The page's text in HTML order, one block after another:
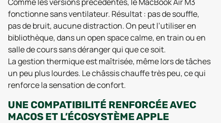
fonctionne sans ventilateur. Résultat : pas de souffle,
pas de bruit, aucune distraction. On peut l’utiliser en
bibliothèque, dans un open space calme, en train ou en
salle de cours sans déranger qui que ce soit.
La gestion thermique est maîtrisée, même lors de tâches
un peu plus lourdes. Le châssis chauffe très peu, ce qui
renforce la sensation de confort.
UNE COMPATIBILITÉ RENFORCÉE AVEC
MACOS ET L’ÉCOSYSTÈME APPLE